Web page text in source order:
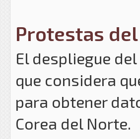
Protestas
El despliegue del
que considera
para obtener
Corea del Norte.